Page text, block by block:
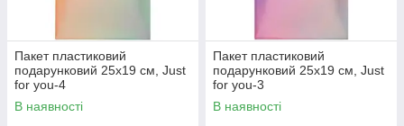
Пакет пластиковий
подарунковий 25х19 см, Just
for you-4
В наявності
Пакет пластиковий
подарунковий 25х19 см, Just
for you-3
В наявності